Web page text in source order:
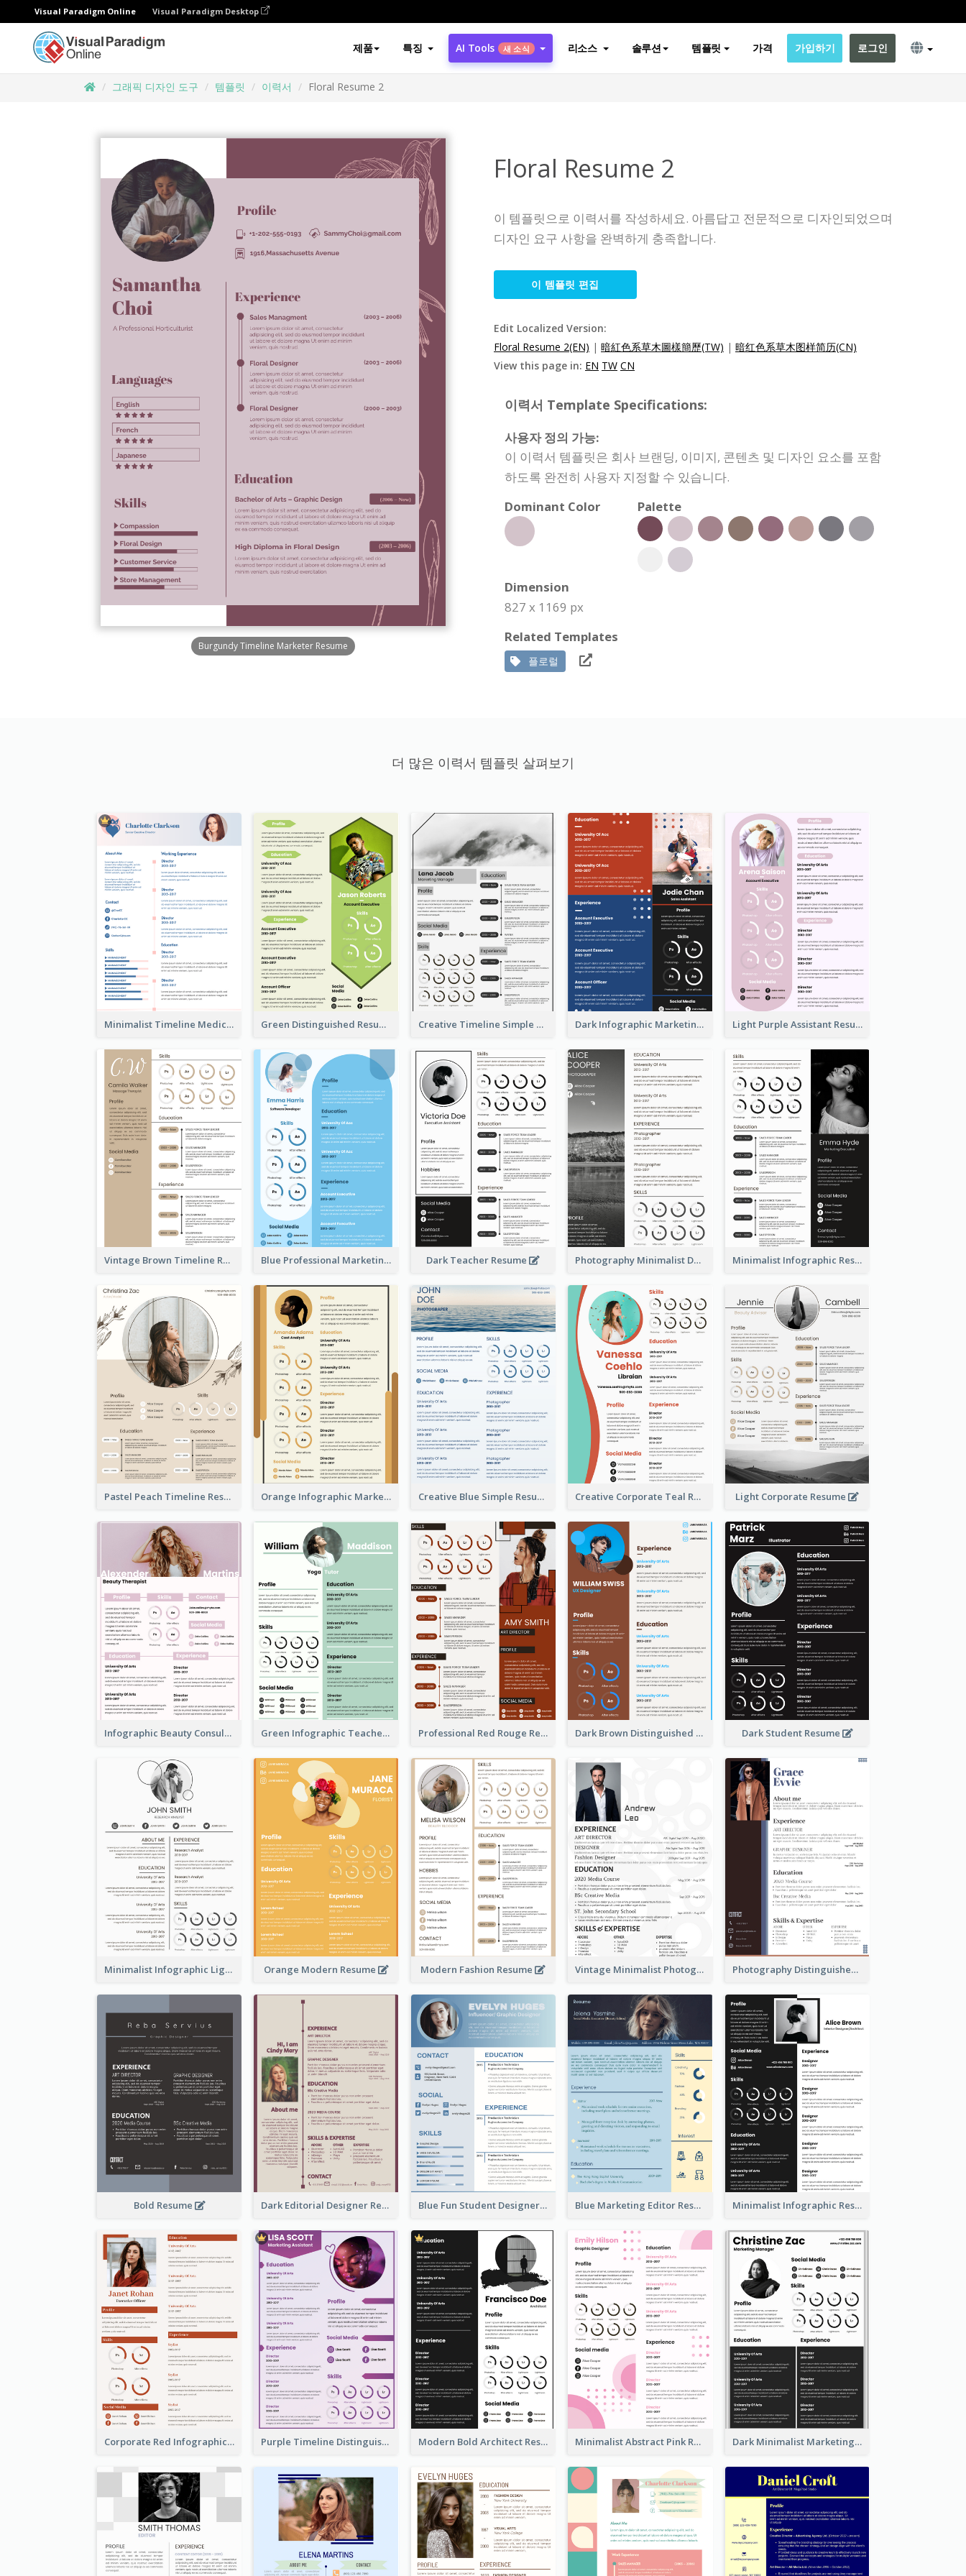
Visual Paradigm Online Visual Paradigm Desktop
제품 특징 AI Tools 새 소식 리소스 솔루션 템플릿 가격 가입하기 로그인
그래픽 디자인 도구 템플릿 이력서 Floral Resume 2
Burgundy Timeline Marketer Resume
Floral Resume 2
이 템플릿으로 이력서를 작성하세요. 아름답고 전문적으로 디자인되었으며
디자인 요구 사항을 완벽하게 충족합니다.
이 템플릿 편집
Edit Localized Version:
Floral Resume 2(EN) | 暗紅色系草木圖樣簡歷(TW) | 暗红色系草木图样简历(CN)
View this page in: EN TW CN
이력서 Template Specifications:
사용자 정의 가능:
이 이력서 템플릿은 회사 브랜딩, 이미지, 콘텐츠 및 디자인 요소를 포함
하도록 완전히 사용자 지정할 수 있습니다.
Dominant Color
Palette
Dimension
827 x 1169 px
Related Templates
플로럴
더 많은 이력서 템플릿 살펴보기
Minimalist Timeline Medical Student Resume Green Distinguished Resume Creative Timeline Simple Resume Dark Infographic Marketing Assistant Resume Light Purple Assistant Resume
Vintage Brown Timeline Resume Blue Professional Marketing Resume Dark Teacher Resume Photography Minimalist Design Resume Minimalist Infographic Resume
Pastel Peach Timeline Resume Orange Infographic Market Analyst Resume Creative Blue Simple Resume Creative Corporate Teal Resume Light Corporate Resume
Infographic Beauty Consultant Resume Green Infographic Teacher Resume Professional Red Rouge Resume Dark Brown Distinguished Modern Resume Dark Student Resume
Minimalist Infographic Light Resume Orange Modern Resume Modern Fashion Resume Vintage Minimalist Photography Resume Photography Distinguished Resume
Bold Resume Dark Editorial Designer Resume Blue Fun Student Designer Resume Blue Marketing Editor Resume Minimalist Infographic Resume
Corporate Red Infographic Resume Purple Timeline Distinguished Resume Modern Bold Architect Resume Minimalist Abstract Pink Resume Dark Minimalist Marketing Manager Resume